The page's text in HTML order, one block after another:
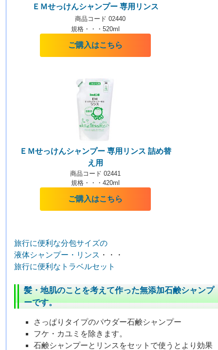
ＥＭせっけんシャンプー 専用リンス
商品コード 02440
規格・・・520ml
ご購入はこちら
ＥＭせっけんシャンプー 専用リンス 詰め替
え用
商品コード 02441
規格・・・420ml
ご購入はこちら
旅行に便利な分包サイズの
液体シャンプー・リンス ・・・
旅行に便利なトラベルセット
髪・地肌のことを考えて作った無添加石鹸シャンプ
ーです。
さっぱりタイプのパウダー石鹸シャンプー
フケ・カユミを除きます。
石鹸シャンプーとリンスをセットで使うとより効果